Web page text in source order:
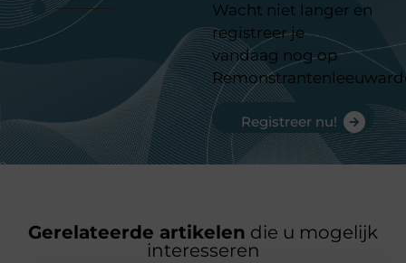
Wacht niet langer en
registreer je
vandaag nog op
Registreer nu!
Gerelateerde artikelen die u mogelijk
interesseren